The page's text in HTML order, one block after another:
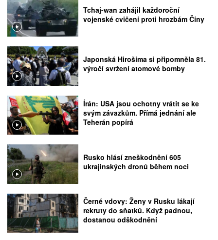
Tchaj-wan zahájil každoroční
vojenské cvičení proti hrozbám Číny
Japonská Hirošima si připomněla 81.
výročí svržení atomové bomby
Írán: USA jsou ochotny vrátit se ke
svým závazkům. Přímá jednání ale
Teherán popírá
Rusko hlásí zneškodnění 605
ukrajinských dronů během noci
Černé vdovy: Ženy v Rusku lákají
rekruty do sňatků. Když padnou,
dostanou odškodnění